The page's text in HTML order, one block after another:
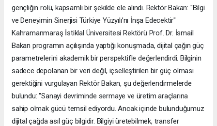
gençliğin rolü, kapsamlı bir şekilde ele alındı. Rektör Bakan: "Bilgi
ve Deneyimin Sinerjisi Türkiye Yüzyılı’nı İnşa Edecektir"
Kahramanmaraş İstiklal Üniversitesi Rektörü Prof. Dr. İsmail
Bakan programın açılışında yaptığı konuşmada, dijital çağın güç
parametrelerini akademik bir perspektifle değerlendirdi. Bilginin
sadece depolanan bir veri değil, içselleştirilen bir güç olması
gerektiğini vurgulayan Rektör Bakan, şu değerlendirmelerde
bulundu: "Sanayi devriminde sermaye ve üretim araçlarına
sahip olmak gücü temsil ediyordu. Ancak içinde bulunduğumuz
dijital çağda asıl güç bilgidir. Bilgiyi üretebilmek, transfer